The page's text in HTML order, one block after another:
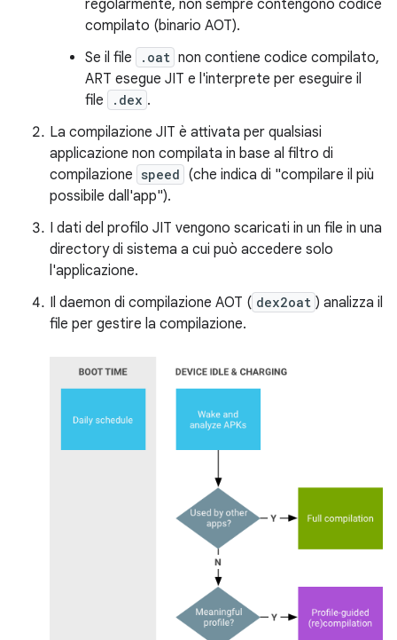
regolarmente, non sempre contengono codice
compilato (binario AOT).
Se il file
.oat non contiene codice compilato,
ART esegue JIT e l'interprete per eseguire il
file
.dex .
La compilazione JIT è attivata per qualsiasi
applicazione non compilata in base al filtro di
compilazione speed (che indica di "compilare il più
possibile dall'app").
I dati del profilo JIT vengono scaricati in un file in una
directory di sistema a cui può accedere solo
l'applicazione.
Il daemon di compilazione AOT ( dex2oat ) analizza il
file per gestire la compilazione.